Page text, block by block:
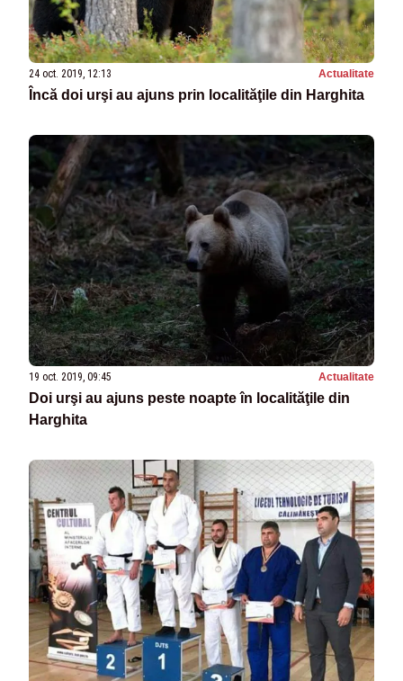
24 oct. 2019, 12:13 Actualitate
Încă doi urşi au ajuns prin localităţile din Harghita
19 oct. 2019, 09:45 Actualitate
Doi urşi au ajuns peste noapte în localităţile din
Harghita